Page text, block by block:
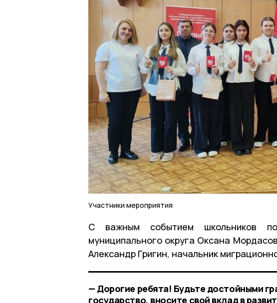
Участники мероприятия
С важным событием школьников
муниципального округа Оксана
Александр Григин, начальник
— Дорогие ребята! Будьте достойными
государство, вносите свой вклад в